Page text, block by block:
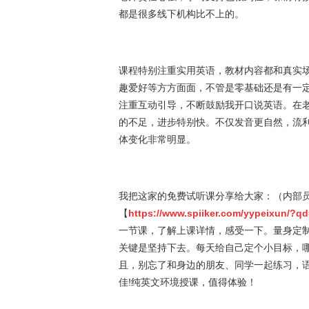
都是很多线下机构比不上的。
课程特别注重实用英语，教材内容都和真实
趣爱好等方方面面，不管是零基础还是有一
注重互动引导，不断鼓励我开口说英语。在
的不足，进步特别快。不仅发音更自然，流
体变化非常明显。
我把这家的免费试听课分享给大家：（内部
【https://www.spiiker.com/yypeixun/
一节课，了解上课详情，感受一下。量身定
关键是坚持下去。每天给自己定个小目标，
且，别忘了和身边的朋友、同学一起练习
佳!纯英文环境授课，值得体验！